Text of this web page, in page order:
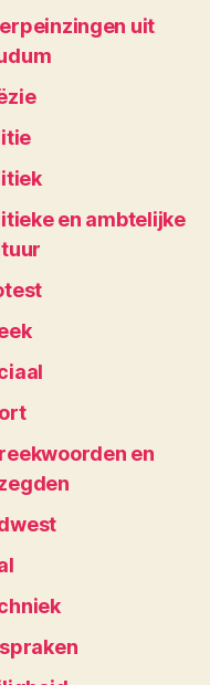
uit
en ambtelijke
en